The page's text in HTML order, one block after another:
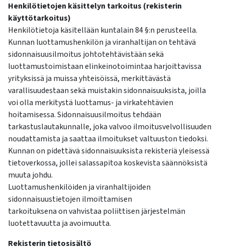
Henkilötietojen käsittelyn tarkoitus (rekisterin
käyttötarkoitus)
Henkilötietoja käsitellään kuntalain 84 §:n perusteella.
Kunnan luottamushenkilön ja viranhaltijan on tehtävä
sidonnaisuusilmoitus johtotehtävistään sekä
luottamustoimistaan elinkeinotoimintaa harjoittavissa
yrityksissä ja muissa yhteisöissä, merkittävästä
varallisuudestaan sekä muistakin sidonnaisuuksista, joilla
voi olla merkitystä luottamus- ja virkatehtävien
hoitamisessa. Sidonnaisuusilmoitus tehdään
tarkastuslautakunnalle, joka valvoo ilmoitusvelvollisuuden
noudattamista ja saattaa ilmoitukset valtuuston tiedoksi.
Kunnan on pidettävä sidonnaisuuksista rekisteriä yleisessä
tietoverkossa, jollei salassapitoa koskevista säännöksistä
muuta johdu.
Luottamushenkilöiden ja viranhaltijoiden
sidonnaisuustietojen ilmoittamisen
tarkoituksena on vahvistaa poliittisen järjestelmän
luotettavuutta ja avoimuutta.
Rekisterin tietosisältö